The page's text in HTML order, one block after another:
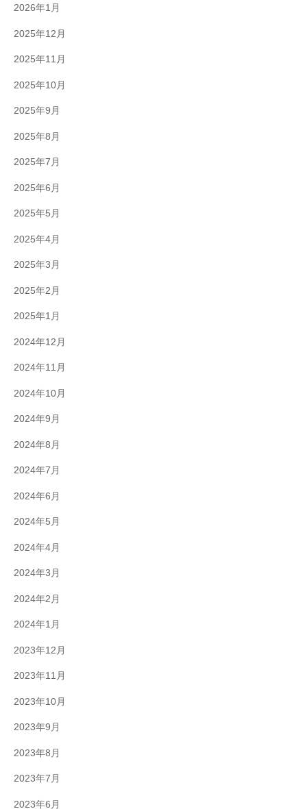
2026年1月
2025年12月
2025年11月
2025年10月
2025年9月
2025年8月
2025年7月
2025年6月
2025年5月
2025年4月
2025年3月
2025年2月
2025年1月
2024年12月
2024年11月
2024年10月
2024年9月
2024年8月
2024年7月
2024年6月
2024年5月
2024年4月
2024年3月
2024年2月
2024年1月
2023年12月
2023年11月
2023年10月
2023年9月
2023年8月
2023年7月
2023年6月